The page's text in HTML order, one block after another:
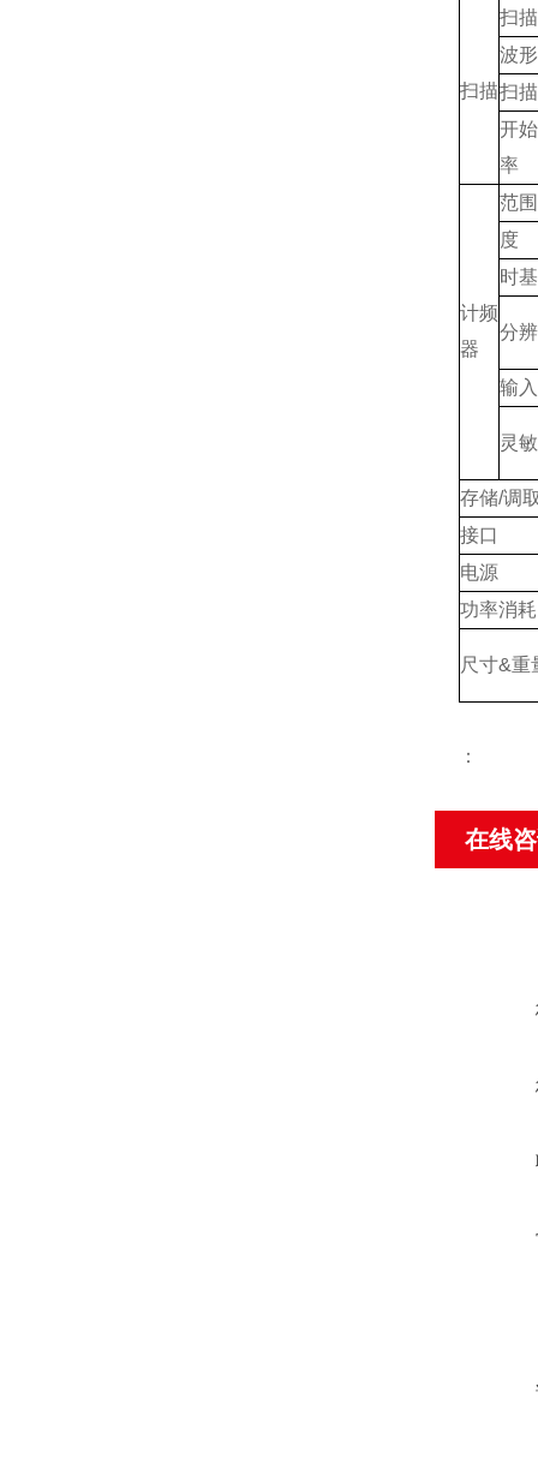
扫描
扫
波
扫
开
率
计频
器
范围
度
时基
分
输
灵
存储/调
接口
电源
功率消耗
尺寸&重
：
在线